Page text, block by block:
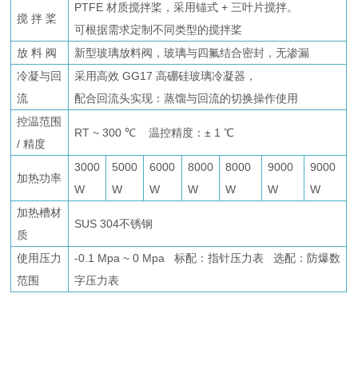
搅 拌 桨
PTFE 材质搅拌桨，采用锚式 + 三叶片搅拌。
可根据需求定制不同类型的搅拌桨
放 料 阀
新型玻璃放料阀，玻璃与四氟结合密封，无渗漏
冷凝与回
流
采用高效 GG17 高硼硅玻璃冷凝器，
配合回流头实现：蒸馏与回流的切换操作使用
控温范围
/ 精度
RT ~ 300 ℃ 温控精度：± 1 ℃
加热功率
3000
W
5000
W
6000
W
8000
W
8000
W
9000
W
9000
W
加热槽材
质
SUS 304不锈钢
使用压力
范围
-0.1 Mpa ~ 0 Mpa 标配：指针压力表 选配：防爆数
字压力表